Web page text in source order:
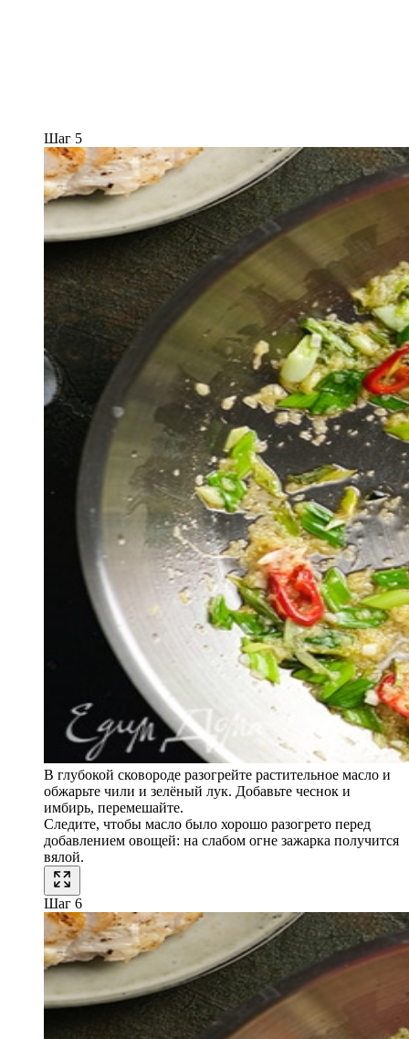
Шаг 5
В глубокой сковороде разогрейте растительное масло и
обжарьте чили и зелёный лук. Добавьте чеснок и
имбирь, перемешайте.
Следите, чтобы масло было хорошо разогрето перед
добавлением овощей: на слабом огне зажарка получится
вялой.
Шаг 6